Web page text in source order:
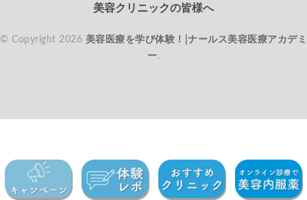
美容クリニックの皆様へ
© Copyright 2026 美容医療を学び体験！|ナールス美容医療アカデミ
ー.